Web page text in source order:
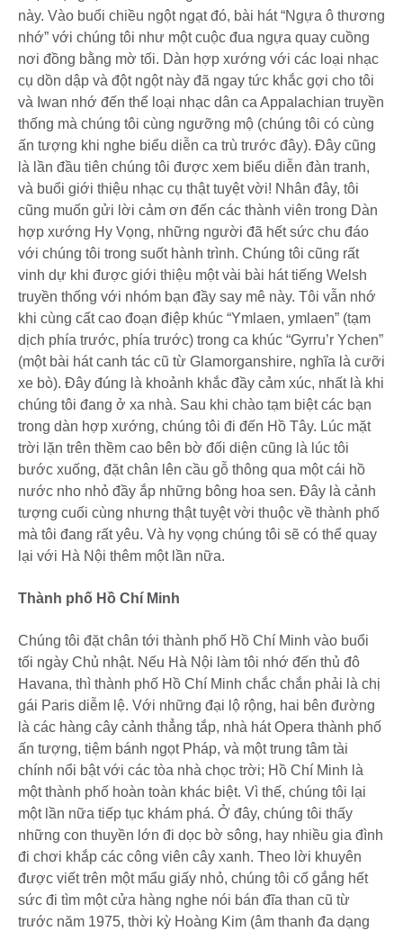
này. Vào buổi chiều ngột ngạt đó, bài hát “Ngựa ô thương
nhớ” với chúng tôi như một cuộc đua ngựa quay cuồng
nơi đồng bằng mờ tối. Dàn hợp xướng với các loại nhạc
cụ dồn dập và đột ngột này đã ngay tức khắc gợi cho tôi
và Iwan nhớ đến thể loại nhạc dân ca Appalachian truyền
thống mà chúng tôi cùng ngưỡng mộ (chúng tôi có cùng
ấn tượng khi nghe biểu diễn ca trù trước đây). Đây cũng
là lần đầu tiên chúng tôi được xem biểu diễn đàn tranh,
và buổi giới thiệu nhạc cụ thật tuyệt vời! Nhân đây, tôi
cũng muốn gửi lời cảm ơn đến các thành viên trong Dàn
hợp xướng Hy Vọng, những người đã hết sức chu đáo
với chúng tôi trong suốt hành trình. Chúng tôi cũng rất
vinh dự khi được giới thiệu một vài bài hát tiếng Welsh
truyền thống với nhóm bạn đầy say mê này. Tôi vẫn nhớ
khi cùng cất cao đoạn điệp khúc “Ymlaen, ymlaen” (tạm
dịch phía trước, phía trước) trong ca khúc “Gyrru’r Ychen”
(một bài hát canh tác cũ từ Glamorganshire, nghĩa là cưỡi
xe bò). Đây đúng là khoảnh khắc đầy cảm xúc, nhất là khi
chúng tôi đang ở xa nhà. Sau khi chào tạm biệt các bạn
trong dàn hợp xướng, chúng tôi đi đến Hồ Tây. Lúc mặt
trời lặn trên thềm cao bên bờ đối diện cũng là lúc tôi
bước xuống, đặt chân lên cầu gỗ thông qua một cái hồ
nước nho nhỏ đầy ắp những bông hoa sen. Đây là cảnh
tượng cuối cùng nhưng thật tuyệt vời thuộc về thành phố
mà tôi đang rất yêu. Và hy vọng chúng tôi sẽ có thể quay
lại với Hà Nội thêm một lần nữa.
Thành phố Hồ Chí Minh
Chúng tôi đặt chân tới thành phố Hồ Chí Minh vào buổi
tối ngày Chủ nhật. Nếu Hà Nội làm tôi nhớ đến thủ đô
Havana, thì thành phố Hồ Chí Minh chắc chắn phải là chị
gái Paris diễm lệ. Với những đại lộ rộng, hai bên đường
là các hàng cây cảnh thẳng tắp, nhà hát Opera thành phố
ấn tượng, tiệm bánh ngọt Pháp, và một trung tâm tài
chính nổi bật với các tòa nhà chọc trời; Hồ Chí Minh là
một thành phố hoàn toàn khác biệt. Vì thế, chúng tôi lại
một lần nữa tiếp tục khám phá. Ở đây, chúng tôi thấy
những con thuyền lớn đi dọc bờ sông, hay nhiều gia đình
đi chơi khắp các công viên cây xanh. Theo lời khuyên
được viết trên một mẩu giấy nhỏ, chúng tôi cố gắng hết
sức đi tìm một cửa hàng nghe nói bán đĩa than cũ từ
trước năm 1975, thời kỳ Hoàng Kim (âm thanh đa dạng